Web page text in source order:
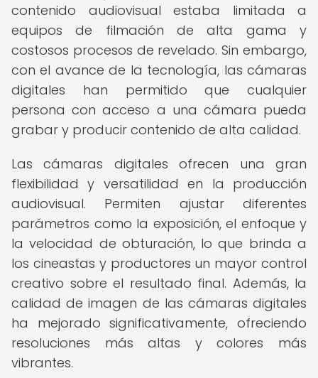
contenido audiovisual estaba limitada a
equipos de filmación de alta gama y
costosos procesos de revelado. Sin embargo,
con el avance de la tecnología, las cámaras
digitales han permitido que cualquier
persona con acceso a una cámara pueda
grabar y producir contenido de alta calidad.
Las cámaras digitales ofrecen una gran
flexibilidad y versatilidad en la producción
audiovisual. Permiten ajustar diferentes
parámetros como la exposición, el enfoque y
la velocidad de obturación, lo que brinda a
los cineastas y productores un mayor control
creativo sobre el resultado final. Además, la
calidad de imagen de las cámaras digitales
ha mejorado significativamente, ofreciendo
resoluciones más altas y colores más
vibrantes.